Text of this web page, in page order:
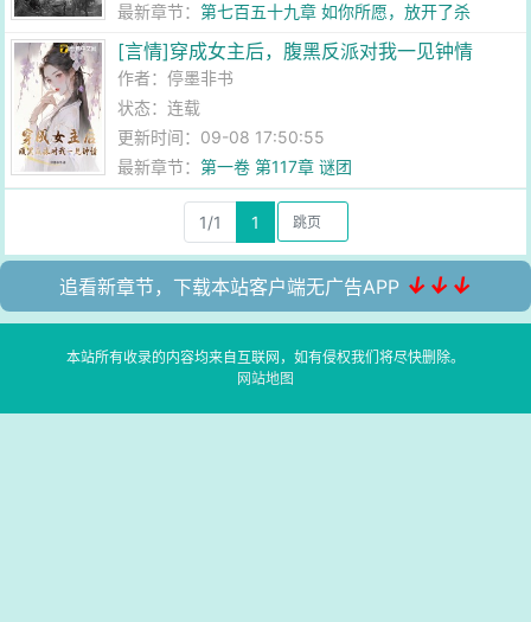
最新章节：第七百五十九章 如你所愿，放开了杀
[言情]穿成女主后，腹黑反派对我一见钟情
作者：停墨非书
状态：连载
更新时间：09-08 17:50:55
最新章节：第一卷 第117章 谜团
1/1 1
追看新章节，下载本站客户端无广告APP ↓↓↓
本站所有收录的内容均来自互联网，如有侵权我们将尽快删除。
网站地图